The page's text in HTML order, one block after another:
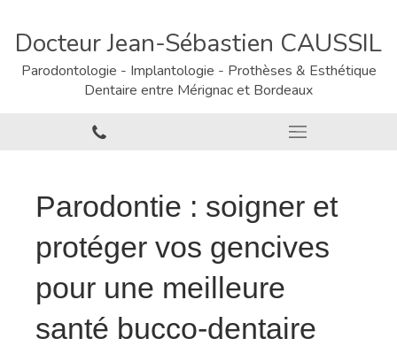
Docteur Jean-Sébastien CAUSSIL
Parodontologie - Implantologie - Prothèses & Esthétique
Dentaire entre Mérignac et Bordeaux
Parodontie : soigner et
protéger vos gencives
pour une meilleure
santé bucco-dentaire